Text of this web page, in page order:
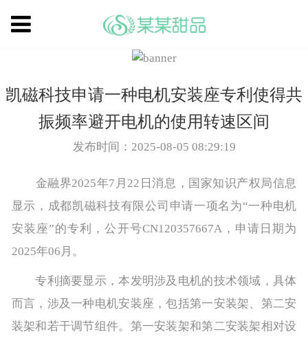
凯磁科技申请一种电机安装座专利使得共
振频率避开电机的使用转速区间
发布时间：2025-08-05 08:29:19
金融界2025年7月22日消息，国家知识产权局信息
显示，成都凯磁科技有限公司申请一项名为“一种电机
安装座”的专利，公开号CN120357667A，申请日期为
2025年06月。
专利摘要显示，本发明涉及电机的技术领域，具体
而言，涉及一种电机安装座，包括第一安装架、第二安
装架和若干调节组件。第一安装架和第二安装架相对设